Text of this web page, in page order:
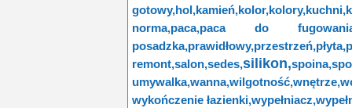
gotowy,hol,kamień,kolor,kolory,kuchni,
norma,paca,paca do
posadzka,prawidłowy,przestrzeń,płyta,
remont,salon,sedes,silikon,spoina,
umywalka,wanna,wilgotność,wnętrze,
wykończenie łazienki,wypełniacz,